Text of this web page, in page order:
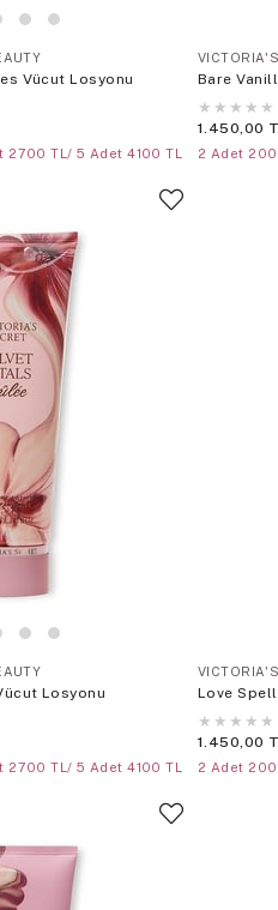
Vücut Losyonu
TL/ 5 Adet 4100 TL
Bare
★ ★ ★ ★ ★
1.450,00
2 Adet
Losyonu
TL/ 5 Adet 4100 TL
Love
★ ★ ★ ★ ★
1.450,00
2 Adet